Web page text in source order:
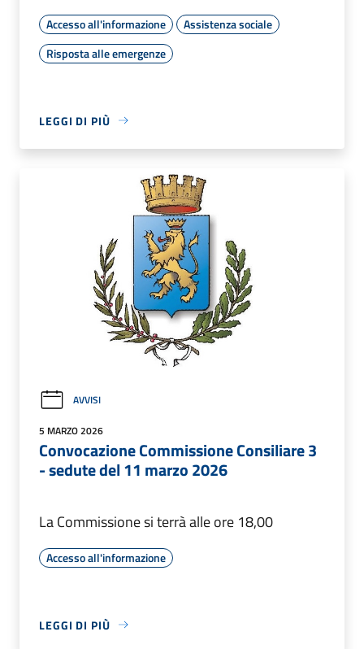
Accesso all'informazione
Assistenza sociale
Risposta alle emergenze
LEGGI DI PIÙ
AVVISI
5 MARZO 2026
Convocazione Commissione Consiliare 3
- sedute del 11 marzo 2026
La Commissione si terrà alle ore 18,00
Accesso all'informazione
LEGGI DI PIÙ